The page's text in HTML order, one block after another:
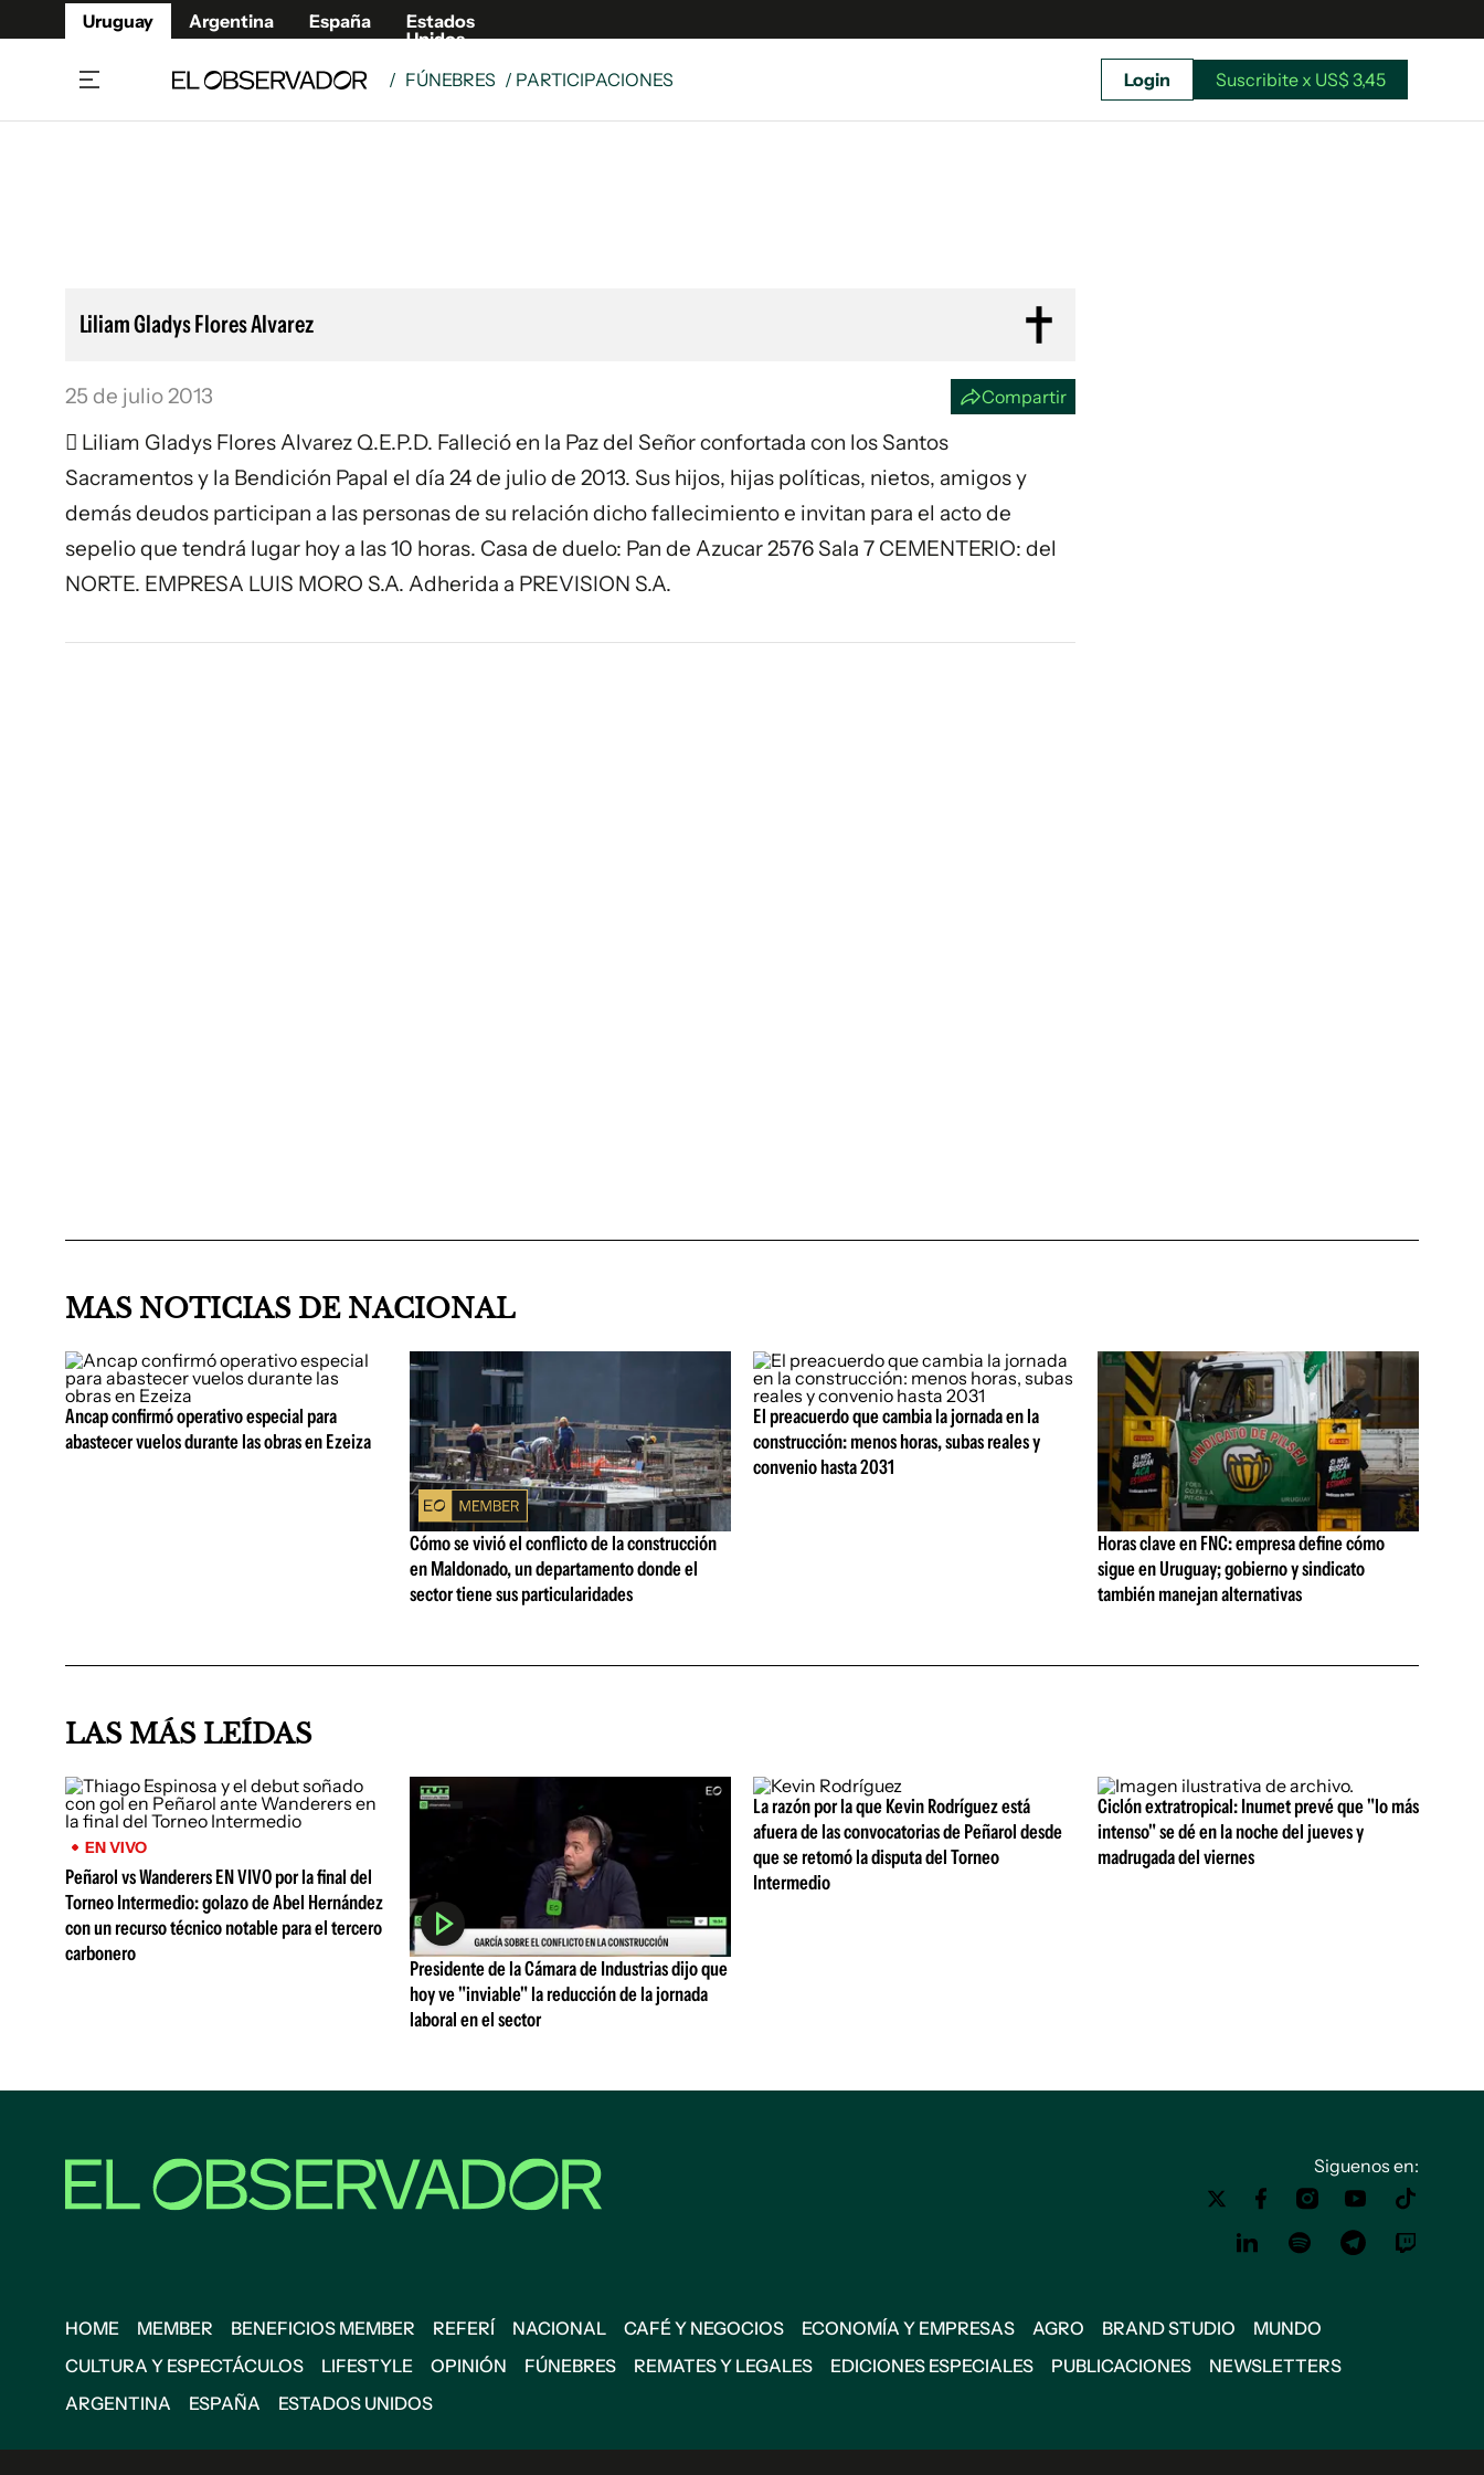
Uruguay Argentina España
Estados
Unidos
Economía y Empresas
Brand Studio
Mundo
Cultura y Espectáculos
Estados Unidos
/ FÚNEBRES / PARTICIPACIONES Login Suscribite x US$ 3,45
Liliam Gladys Flores Alvarez
25 de julio 2013 Compartir
 Liliam Gladys Flores Alvarez Q.E.P.D. Falleció en la Paz del Señor confortada con los Santos
Sacramentos y la Bendición Papal el día 24 de julio de 2013. Sus hijos, hijas políticas, nietos, amigos y
demás deudos participan a las personas de su relación dicho fallecimiento e invitan para el acto de
sepelio que tendrá lugar hoy a las 10 horas. Casa de duelo: Pan de Azucar 2576 Sala 7 CEMENTERIO: del
NORTE. EMPRESA LUIS MORO S.A. Adherida a PREVISION S.A.
MAS NOTICIAS DE NACIONAL
Ancap confirmó operativo especial para
abastecer vuelos durante las obras en Ezeiza
Cómo se vivió el conflicto de la construcción
en Maldonado, un departamento donde el
sector tiene sus particularidades
El preacuerdo que cambia la jornada en la
construcción: menos horas, subas reales y
convenio hasta 2031
Horas clave en FNC: empresa define cómo
sigue en Uruguay; gobierno y sindicato
también manejan alternativas
LAS MÁS LEÍDAS
EN VIVO
Peñarol vs Wanderers EN VIVO por la final del
Torneo Intermedio: golazo de Abel Hernández
con un recurso técnico notable para el tercero
carbonero
Presidente de la Cámara de Industrias dijo que
hoy ve "inviable" la reducción de la jornada
laboral en el sector
La razón por la que Kevin Rodríguez está
afuera de las convocatorias de Peñarol desde
que se retomó la disputa del Torneo
Intermedio
Ciclón extratropical: Inumet prevé que "lo más
intenso" se dé en la noche del jueves y
madrugada del viernes
Siguenos en:
HOME MEMBER BENEFICIOS MEMBER REFERÍ NACIONAL CAFÉ Y NEGOCIOS ECONOMÍA Y EMPRESAS AGRO BRAND STUDIO
MUNDO
CULTURA Y ESPECTÁCULOS
LIFESTYLE OPINIÓN FÚNEBRES REMATES Y LEGALES EDICIONES ESPECIALES PUBLICACIONES
NEWSLETTERS
ARGENTINA
ESPAÑA ESTADOS UNIDOS